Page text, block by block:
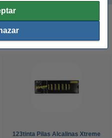
123tinta Pilas Alcalinas Xtreme